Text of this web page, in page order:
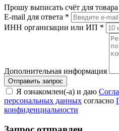
Прошу выписать счёт для товара
E-mail для ответа *
ИНН организации или ИП *
Дополнительная информация
Я ознакомлен(-а) и даю
персональных данных согласно
конфиденциальности